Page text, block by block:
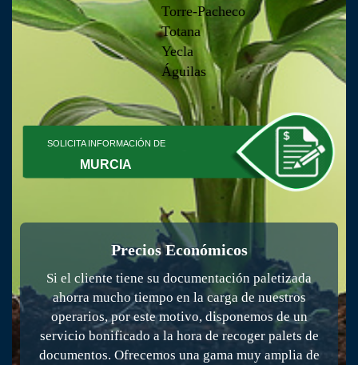
Torre-Pacheco
Totana
Yecla
Águilas
SOLICITA INFORMACIÓN DE
MURCIA
Precios Económicos
Si el cliente tiene su documentación paletizada
ahorra mucho tiempo en la carga de nuestros
operarios, por este motivo, disponemos de un
servicio bonificado a la hora de recoger palets de
documentos. Ofrecemos una gama muy amplia de